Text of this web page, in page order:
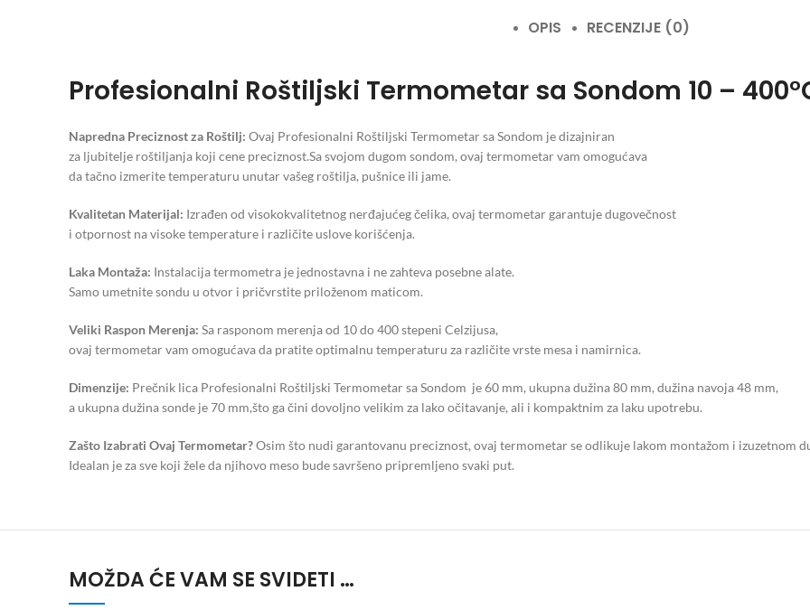
OPIS RECENZIJE (0)
Profesionalni Roštiljski Termometar sa Sondom 10 –
Napredna Preciznost za Roštilj: Ovaj Profesionalni Roštiljski Termometar sa Sondom je dizajniran
za ljubitelje roštiljanja koji cene preciznost.Sa svojom dugom sondom, ovaj termometar vam omogućava
da tačno izmerite temperaturu unutar vašeg roštilja, pušnice ili jame.
Kvalitetan Materijal: Izrađen od visokokvalitetnog nerđajućeg čelika, ovaj termometar garantuje dugovečnost
i otpornost na visoke temperature i različite uslove korišćenja.
Laka Montaža: Instalacija termometra je jednostavna i ne zahteva posebne alate.
Samo umetnite sondu u otvor i pričvrstite priloženom maticom.
Veliki Raspon Merenja: Sa rasponom merenja od 10 do 400 stepeni Celzijusa,
ovaj termometar vam omogućava da pratite optimalnu temperaturu za različite vrste mesa i namirnica.
Dimenzije: Prečnik lica Profesionalni Roštiljski Termometar sa Sondom je 60 mm, ukupna dužina 80 mm, dužina navoja 48 mm,
a ukupna dužina sonde je 70 mm,što ga čini dovoljno velikim za lako očitavanje, ali i kompaktnim za laku upotrebu.
Zašto Izabrati Ovaj Termometar?Osim što nudi garantovanu preciznost, ovaj termometar se odlikuje lakom montažom i izuzetnom
Idealan je za sve koji žele da njihovo meso bude savršeno pripremljeno svaki put.
MOŽDA ĆE VAM SE SVIDETI …